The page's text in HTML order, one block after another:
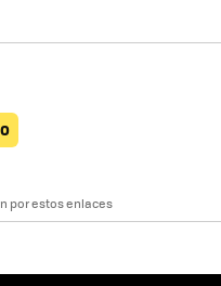
por estos enlaces